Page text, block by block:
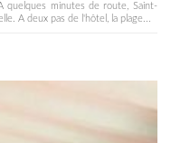
quelques minutes de route, Saint-
A deux pas de l'hôtel, la plage...